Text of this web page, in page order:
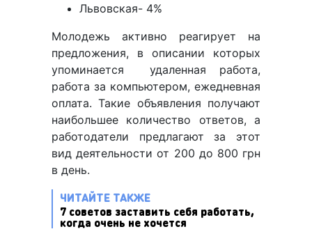
Львовская- 4%
Молодежь активно реагирует на
предложения, в описании которых
упоминается удаленная работа,
работа за компьютером, ежедневная
оплата. Такие объявления получают
наибольшее количество ответов, а
работодатели предлагают за этот
вид деятельности от 200 до 800 грн
в день.
ЧИТАЙТЕ ТАКЖЕ
7 советов заставить себя работать,
когда очень не хочется